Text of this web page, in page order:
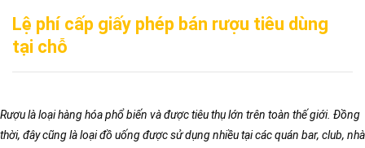
Lệ phí cấp giấy phép bán rượu tiêu dùng
tại chỗ
Rượu là loại hàng hóa phổ biến và được tiêu thụ lớn trên toàn thế giới. Đồng
thời, đây cũng là loại đồ uống được sử dụng nhiều tại các quán bar, club, nhà